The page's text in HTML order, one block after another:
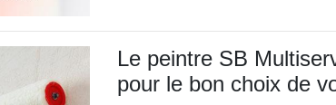
Le peintre SB
pour le bon choix de